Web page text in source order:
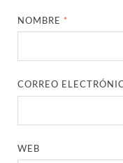
NOMBRE *
CORREO
WEB